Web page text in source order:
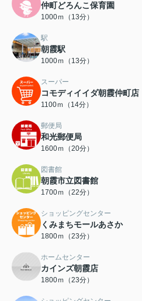
仲町どろんこ保育園
1000ｍ（13分）
駅
朝霞駅
1000ｍ（13分）
スーパー
コモディイイダ朝霞仲町店
1100ｍ（14分）
郵便局
和光郵便局
1600ｍ（20分）
図書館
朝霞市立図書館
1700ｍ（22分）
ショッピングセンター
くみまちモールあさか
1800ｍ（23分）
ホームセンター
カインズ朝霞店
1800ｍ（23分）